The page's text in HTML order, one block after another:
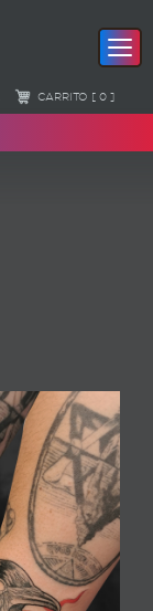
CARRITO [ 0 ]